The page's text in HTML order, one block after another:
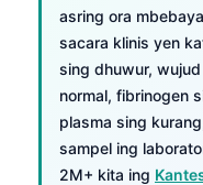
asring ora
sacara klinis yen
sing dhuwur,
normal, fibrinogen
plasma sing
sampel ing
2M+ kita ing